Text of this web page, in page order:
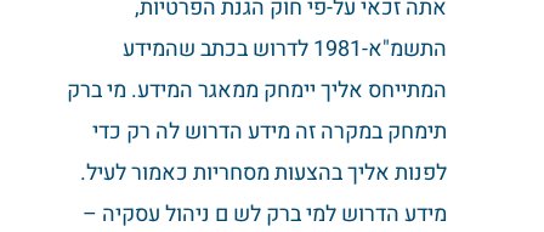
אתה זכאי על-פי חוק הגנת הפרטיות,
התשמ"א-1981 לדרוש בכתב שהמידע
המתייחס אליך יימחק ממאגר המידע. מי ברק
תימחק במקרה זה מידע הדרוש לה רק כדי
לפנות אליך בהצעות מסחריות כאמור לעיל.
מידע הדרוש למי ברק לש ם ניהול עסקיה –